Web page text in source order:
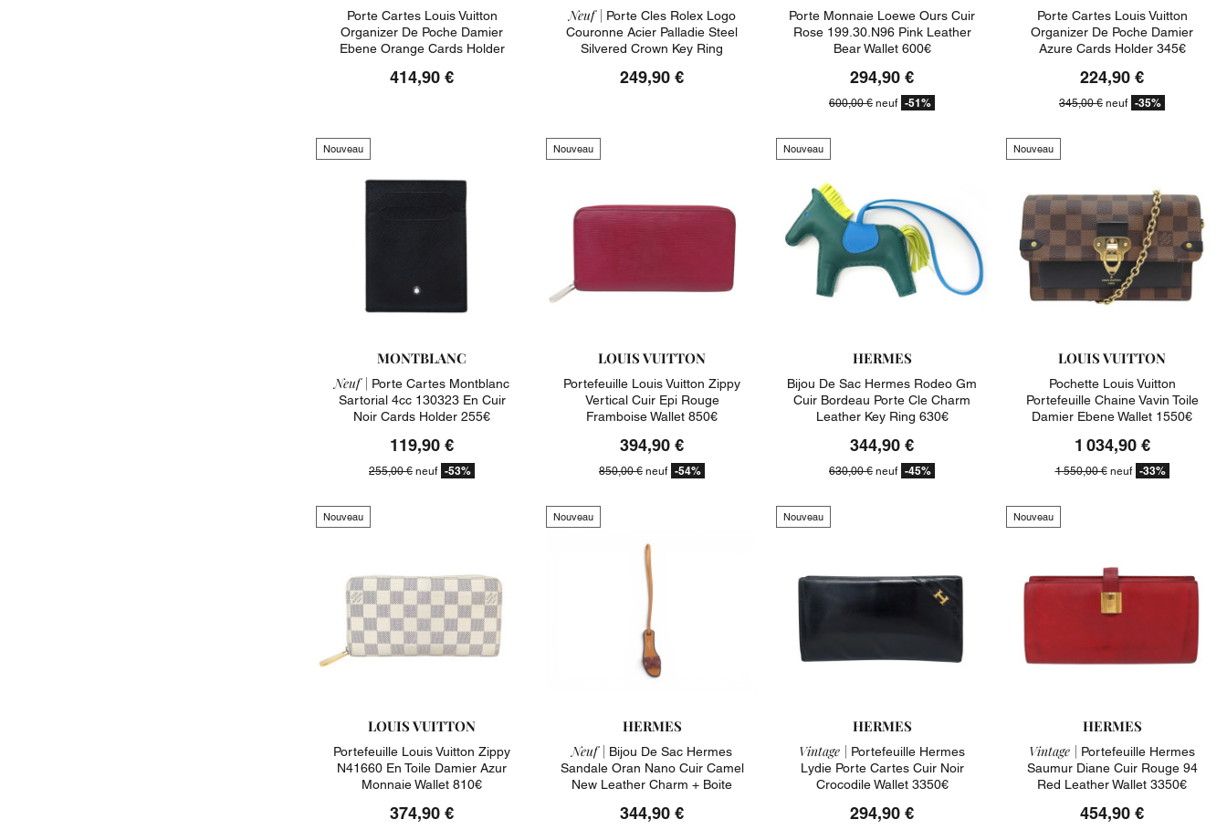
Porte Cartes Louis Vuitton
Organizer De Poche Damier
Ebene Orange Cards Holder
414,90 €
Neuf | Porte Cles Rolex Logo
Couronne Acier Palladie Steel
Silvered Crown Key Ring
249,90 €
Porte Monnaie Loewe Ours Cuir
Rose 199.30.n96 Pink Leather
Bear Wallet 600€
294,90 €
600,00 € neuf -51%
Porte Cartes Louis Vuitton
Organizer De Poche Damier
Azure Cards Holder 345€
224,90 €
345,00 € neuf -35%
Nouveau
MONTBLANC
Neuf | Porte Cartes Montblanc
Sartorial 4cc 130323 En Cuir
Noir Cards Holder 255€
119,90 €
255,00 € neuf -53%
Nouveau
LOUIS VUITTON
Portefeuille Louis Vuitton Zippy
Vertical Cuir Epi Rouge
Framboise Wallet 850€
394,90 €
850,00 € neuf -54%
Nouveau
HERMES
Bijou De Sac Hermes Rodeo Gm
Cuir Bordeau Porte Cle Charm
Leather Key Ring 630€
344,90 €
630,00 € neuf -45%
Nouveau
LOUIS VUITTON
Pochette Louis Vuitton
Portefeuille Chaine Vavin Toile
Damier Ebene Wallet 1550€
1 034,90 €
1 550,00 €neuf -33%
Nouveau
LOUIS VUITTON
Portefeuille Louis Vuitton Zippy
N41660 En Toile Damier Azur
Monnaie Wallet 810€
374,90 €
Nouveau
HERMES
Neuf | Bijou De Sac Hermes
Sandale Oran Nano Cuir Camel
New Leather Charm + Boite
344,90 €
Nouveau
HERMES
Vintage | Portefeuille Hermes
Lydie Porte Cartes Cuir Noir
Crocodile Wallet 3350€
294,90 €
Nouveau
HERMES
Vintage | Portefeuille Hermes
Saumur Diane Cuir Rouge 94
Red Leather Wallet 3350€
454,90 €